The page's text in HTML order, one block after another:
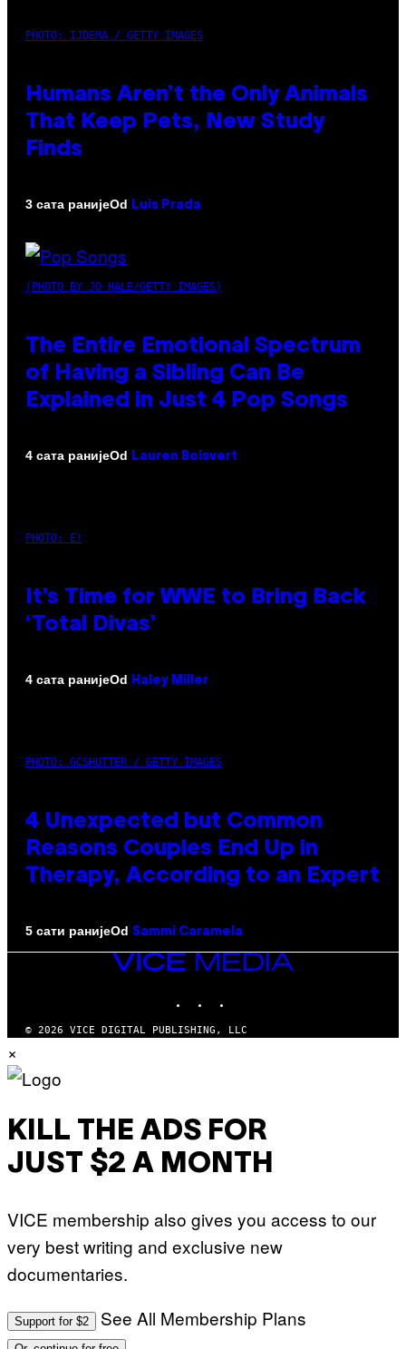
PHOTO: IJDEMA / GETTY IMAGES
Humans Aren’t the Only Animals
That Keep Pets, New Study
Finds
3 сата ранијеOd Luis Prada
(PHOTO BY JO HALE/GETTY IMAGES)
The Entire Emotional Spectrum
of Having a Sibling Can Be
Explained in Just 4 Pop Songs
4 сата ранијеOd Lauren Boisvert
PHOTO: E!
It’s Time for WWE to Bring Back
‘Total Divas’
4 сата ранијеOd Haley Miller
PHOTO: GCSHUTTER / GETTY IMAGES
4 Unexpected but Common
Reasons Couples End Up in
Therapy, According to an Expert
5 сати ранијеOd Sammi Caramela
VICE
MEDIA
© 2026 VICE DIGITAL PUBLISHING, LLC
×
KILL THE ADS FOR
JUST $2 A MONTH
VICE membership also gives you access to our
very best writing and exclusive new
documentaries.
Support for $2 See All Membership Plans